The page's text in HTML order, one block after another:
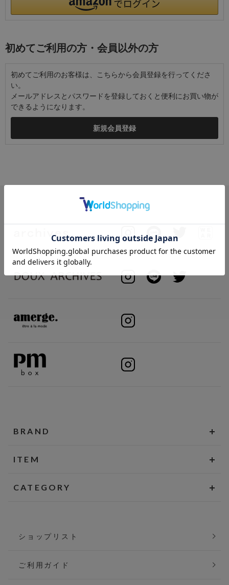
初めてご利用の方・会員以外の方
初めてご利用のお客様は、こちらから会員登録を行ってくださ
い。
メールアドレスとパスワードを登録しておくと便利にお買い物が
できるようになります。
BRAND
ITEM
CATEGORY
ショップリスト
ご利用ガイド